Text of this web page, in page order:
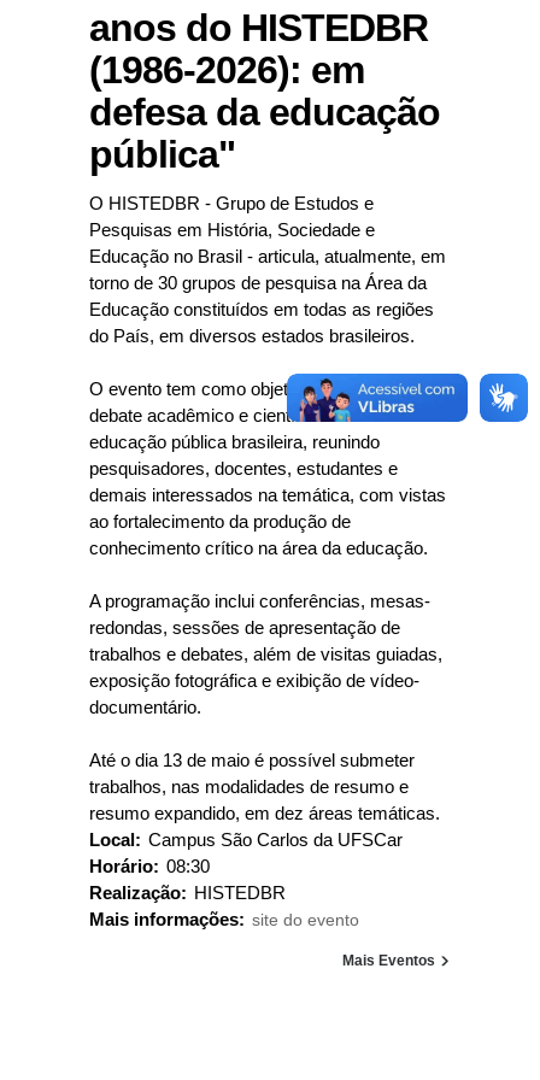
anos do HISTEDBR
(1986-2026): em
defesa da educação
pública"
O HISTEDBR - Grupo de Estudos e
Pesquisas em História, Sociedade e
Educação no Brasil - articula, atualmente, em
torno de 30 grupos de pesquisa na Área da
Educação constituídos em todas as regiões
do País, em diversos estados brasileiros.
O evento tem como objetivo promover o
debate acadêmico e científico em torno da
educação pública brasileira, reunindo
pesquisadores, docentes, estudantes e
demais interessados na temática, com vistas
ao fortalecimento da produção de
conhecimento crítico na área da educação.
A programação inclui conferências, mesas-
redondas, sessões de apresentação de
trabalhos e debates, além de visitas guiadas,
exposição fotográfica e exibição de vídeo-
documentário.
Até o dia 13 de maio é possível submeter
trabalhos, nas modalidades de resumo e
resumo expandido, em dez áreas temáticas.
Local: Campus São Carlos da UFSCar
Horário: 08:30
Realização: HISTEDBR
Mais informações: site do evento
Mais Eventos